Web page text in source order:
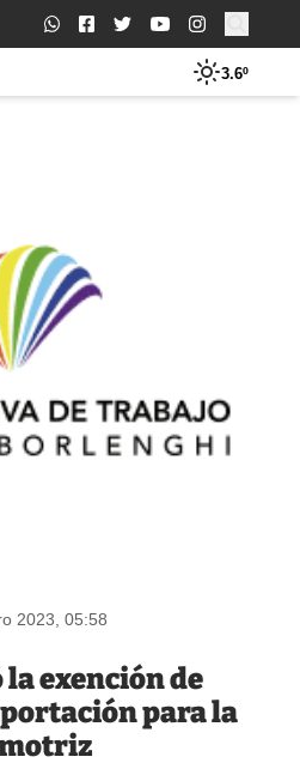
Buscar:
3.6º
2023, 05:58
exención de
para la